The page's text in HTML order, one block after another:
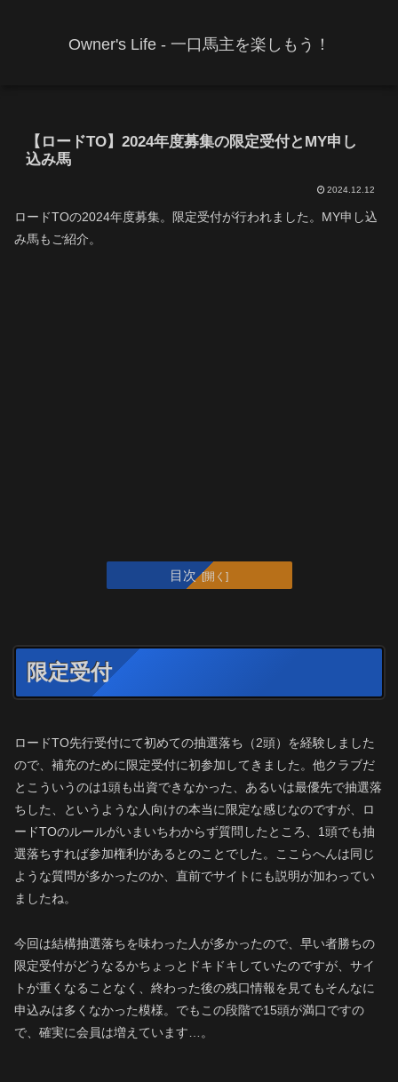
Owner's Life - 一口馬主を楽しもう！
【ロードTO】2024年度募集の限定受付とMY申し
込み馬
2024.12.12
ロードTOの2024年度募集。限定受付が行われました。MY申し込
み馬もご紹介。
目次
限定受付
ロードTO先行受付にて初めての抽選落ち（2頭）を経験しました
ので、補充のために限定受付に初参加してきました。他クラブだ
とこういうのは1頭も出資できなかった、あるいは最優先で抽選落
ちした、というような人向けの本当に限定な感じなのですが、ロ
ードTOのルールがいまいちわからず質問したところ、1頭でも抽
選落ちすれば参加権利があるとのことでした。ここらへんは同じ
ような質問が多かったのか、直前でサイトにも説明が加わってい
ましたね。
今回は結構抽選落ちを味わった人が多かったので、早い者勝ちの
限定受付がどうなるかちょっとドキドキしていたのですが、サイ
トが重くなることなく、終わった後の残口情報を見てもそんなに
申込みは多くなかった模様。でもこの段階で15頭が満口ですの
で、確実に会員は増えています…。